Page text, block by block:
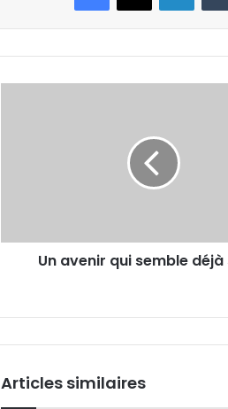
Un avenir qui semble déjà
Articles similaires